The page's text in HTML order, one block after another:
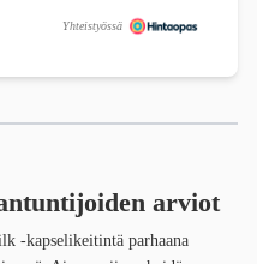
Yhteistyössä
arviot
-kapselikeitintä parhaana